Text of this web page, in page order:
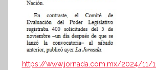
https://www.jornada.com.mx/2024/11/